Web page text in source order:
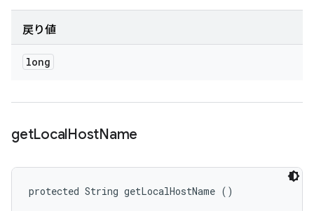
戻り値
long
getLocalHostName
protected String getLocalHostName ()